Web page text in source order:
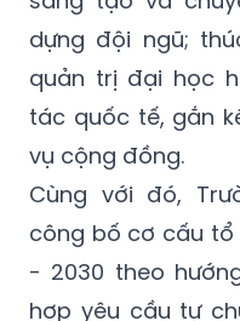
dựng đội ngũ;
quản trị đại học
tác quốc tế, gắn
vụ cộng đồng.
Cùng với đó,
công bố cơ cấu
- 2030 theo
hợp yêu cầu tự